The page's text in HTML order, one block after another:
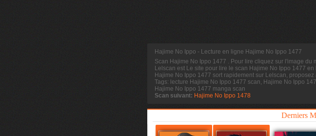
Hajime No Ippo - Lecture en ligne Hajime No Ippo 1477
Scan Hajime No Ippo 1477 . Pour lire cliquez sur l'image du
Lelscan est Le site pour lire le scan Hajime No Ippo 1477 en
Hajime No Ippo 1477 sort rapidement sur Lelscan,
Tags: lecture Hajime No Ippo 1477 scan, Hajime No Ippo
Hajime No Ippo 1477 manga scan
Scan suivant: Hajime No Ippo 1478
Derniers